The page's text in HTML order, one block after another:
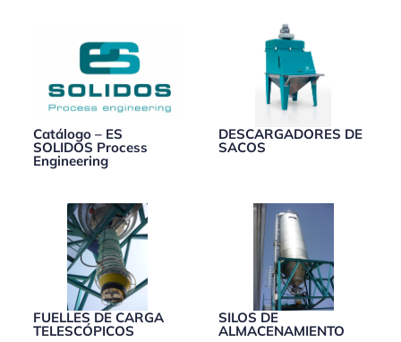
Catálogo – ES
SOLIDOS Process
Engineering
DESCARGADORES DE
SACOS
FUELLES DE CARGA
TELESCÓPICOS
SILOS DE
ALMACENAMIENTO